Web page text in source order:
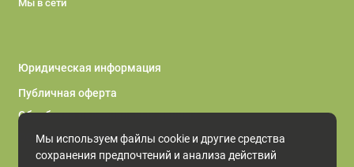
Мы используем файлы cookie и другие средства
сохранения предпочтений и анализа действий
Мы в сети
Юридическая информация
Публичная оферта
Обработка персональных данных
Обработка файлов cookie